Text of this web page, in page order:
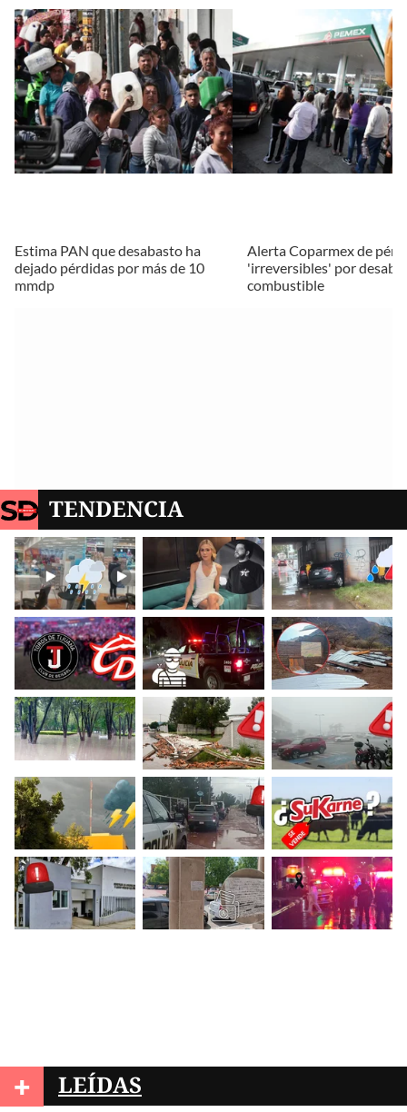
Estima PAN que desabasto ha
dejado pérdidas por más de 10
mmdp
Alerta Coparmex de
'irreversibles' por
combustible
TENDENCIA
+ LEÍDAS